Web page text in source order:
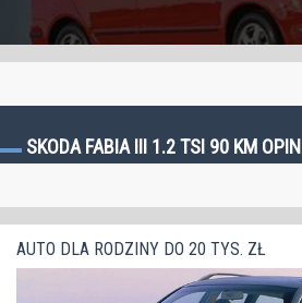
SKODA FABIA III 1.2 TSI 90 KM
AUTO DLA RODZINY DO 20 TYS. ZŁ